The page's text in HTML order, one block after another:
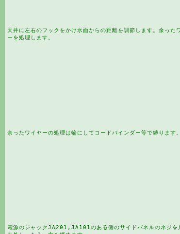
天井に左右のフックをかけ水面からの距離を調節します。余った
ーを処理します。
余ったワイヤーの処理は輪にしてコードバインダー等で縛ります。
電源のジャックJA201,JA101のある側のサイドパネルのネジを